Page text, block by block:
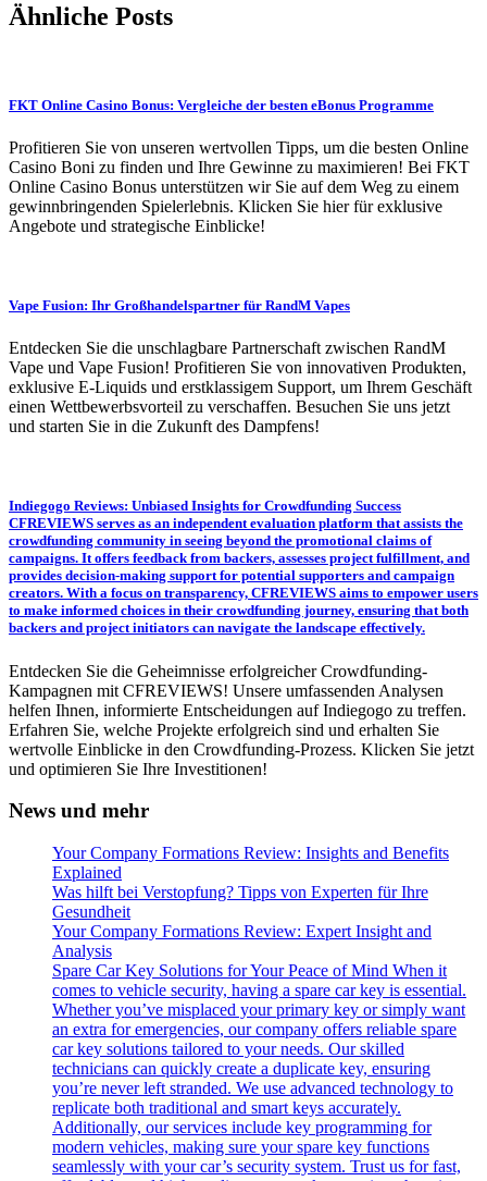
Ähnliche Posts
FKT Online Casino Bonus: Vergleiche der besten eBonus Programme
Profitieren Sie von unseren wertvollen Tipps, um die besten Online
Casino Boni zu finden und Ihre Gewinne zu maximieren! Bei FKT
Online Casino Bonus unterstützen wir Sie auf dem Weg zu einem
gewinnbringenden Spielerlebnis. Klicken Sie hier für exklusive
Angebote und strategische Einblicke!
Vape Fusion: Ihr Großhandelspartner für RandM Vapes
Entdecken Sie die unschlagbare Partnerschaft zwischen RandM
Vape und Vape Fusion! Profitieren Sie von innovativen Produkten,
exklusive E-Liquids und erstklassigem Support, um Ihrem Geschäft
einen Wettbewerbsvorteil zu verschaffen. Besuchen Sie uns jetzt
und starten Sie in die Zukunft des Dampfens!
Indiegogo Reviews: Unbiased Insights for Crowdfunding Success
CFREVIEWS serves as an independent evaluation platform that assists the
crowdfunding community in seeing beyond the promotional claims of
campaigns. It offers feedback from backers, assesses project fulfillment, and
provides decision-making support for potential supporters and campaign
creators. With a focus on transparency, CFREVIEWS aims to empower users
to make informed choices in their crowdfunding journey, ensuring that both
backers and project initiators can navigate the landscape effectively.
Entdecken Sie die Geheimnisse erfolgreicher Crowdfunding-
Kampagnen mit CFREVIEWS! Unsere umfassenden Analysen
helfen Ihnen, informierte Entscheidungen auf Indiegogo zu treffen.
Erfahren Sie, welche Projekte erfolgreich sind und erhalten Sie
wertvolle Einblicke in den Crowdfunding-Prozess. Klicken Sie jetzt
und optimieren Sie Ihre Investitionen!
News und mehr
Your Company Formations Review: Insights and Benefits
Explained
Was hilft bei Verstopfung? Tipps von Experten für Ihre
Gesundheit
Your Company Formations Review: Expert Insight and
Analysis
Spare Car Key Solutions for Your Peace of Mind When it
comes to vehicle security, having a spare car key is essential.
Whether you’ve misplaced your primary key or simply want
an extra for emergencies, our company offers reliable spare
car key solutions tailored to your needs. Our skilled
technicians can quickly create a duplicate key, ensuring
you’re never left stranded. We use advanced technology to
replicate both traditional and smart keys accurately.
Additionally, our services include key programming for
modern vehicles, making sure your spare key functions
seamlessly with your car’s security system. Trust us for fast,